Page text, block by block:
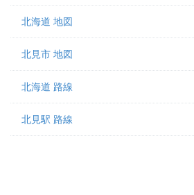
北海道 地図
北見市 地図
北海道 路線
北見駅 路線